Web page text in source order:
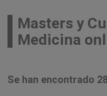
Masters y
Medicina
Se han encontrado